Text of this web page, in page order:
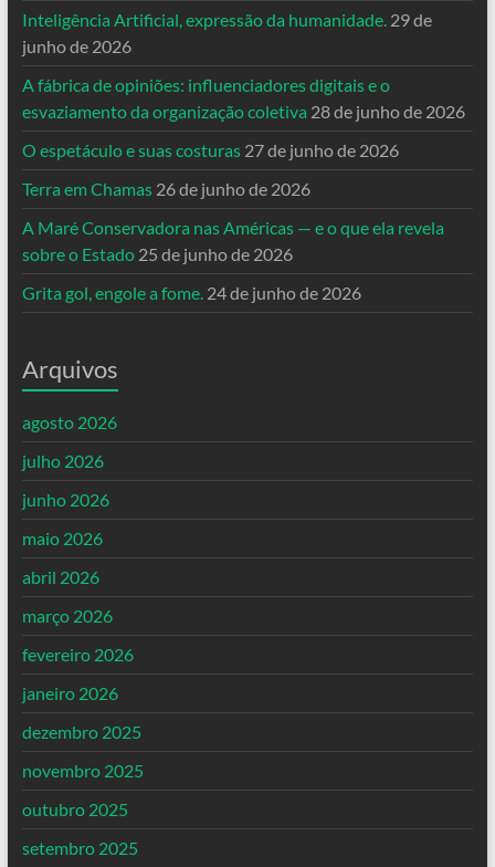
Inteligência Artificial, expressão da humanidade. 29 de
junho de 2026
A fábrica de opiniões: influenciadores digitais e o
esvaziamento da organização coletiva 28 de junho de 2026
O espetáculo e suas costuras 27 de junho de 2026
Terra em Chamas 26 de junho de 2026
A Maré Conservadora nas Américas — e o que ela revela
sobre o Estado 25 de junho de 2026
Grita gol, engole a fome. 24 de junho de 2026
Arquivos
agosto 2026
julho 2026
junho 2026
maio 2026
abril 2026
março 2026
fevereiro 2026
janeiro 2026
dezembro 2025
novembro 2025
outubro 2025
setembro 2025